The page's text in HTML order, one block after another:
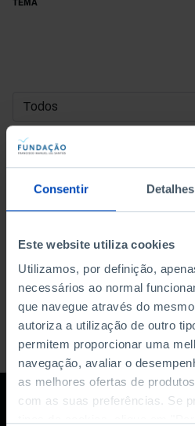
Consentir Detalhes
Este website utiliza cookies
Utilizamos, por definição,
necessários ao normal
que navegue através do
autoriza a utilização de outro
permitem proporcionar uma
navegação, avaliar o
as melhores ofertas de
com as suas preferências. Se
TEMA
DATA DE INÍCIO
DATA DE FIM